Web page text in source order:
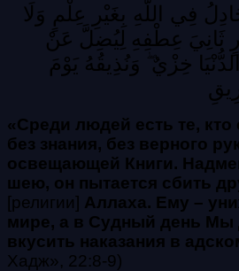
فِي اللَّهِ بِغَيْرِ عِلْمٍ وَلَا
ثَانِيَ عِطْفِهِ لِيُضِلَّ عَنْ
خِزْيٌ ۖ وَنُذِيقُهُ يَوْمَ
«Среди людей есть те,
без знания, без верного
освещающей Книги.
шею, он пытается сбить
[религии] Аллаха. Ему –
мире, а в Судный день Мы
вкусить наказания в
Хадж», 22:8-9)